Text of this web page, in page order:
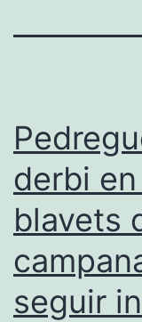
derbi
blavets
seguir